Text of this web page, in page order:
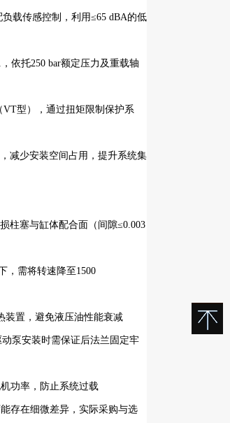
载传感控制，利用≤65 dBA的低
依托250 bar额定压力及重载轴
VT型），通过扭矩限制保护系
减少安装空间占用，提升系统集
柱塞与缸体配合面（间隙≤0.003
，需将转速降至1500
置，避免液压油性能衰减
泵安装时需保证后法兰固定牢
功率，防止系统过载
存在细微差异，实际采购与选